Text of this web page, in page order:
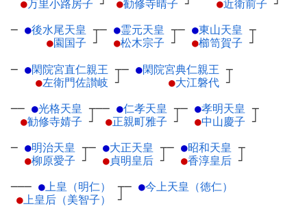
●万里小路房子 ┘
●勧修寺晴子 ┘
●近衛前子 ┘
─ ●後水尾天皇 ┬
●園国子 ┘
─ ●霊元天皇 ┬
●松木宗子 ┘
─ ●東山天皇 ┬
●櫛笥賀子 ┘
─ ●閑院宮直仁親王 ┬
●左衛門佐讃岐 ┘
─ ●閑院宮典仁親王 ┬
●大江磐代 ┘
── ●光格天皇 ┬
●勧修寺婧子 ┘
── ●仁孝天皇 ┬
●正親町雅子 ┘
─ ●孝明天皇 ┬
●中山慶子 ┘
─ ●明治天皇 ┬
●柳原愛子 ┘
─ ●大正天皇 ┬
●貞明皇后 ┘
─ ●昭和天皇 ┬
●香淳皇后 ┘
─── ●上皇（明仁）
┬
●上皇后（美智子） ┘
─ ●今上天皇（徳仁）